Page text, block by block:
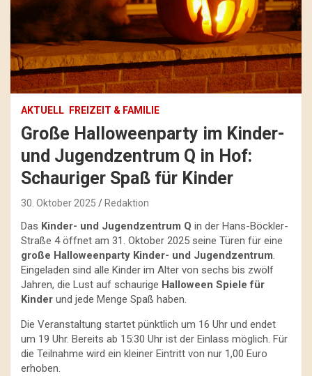
AKTUELL FREIZEIT & FAMILIE
Große Halloweenparty im Kinder-
und Jugendzentrum Q in Hof:
Schauriger Spaß für Kinder
30. Oktober 2025 Redaktion
Das Kinder- und Jugendzentrum Q in der Hans-Böckler-
Straße 4 öffnet am 31. Oktober 2025 seine Türen für eine
große Halloweenparty Kinder- und Jugendzentrum.
Eingeladen sind alle Kinder im Alter von sechs bis zwölf
Jahren, die Lust auf schaurige Halloween Spiele für
Kinder und jede Menge Spaß haben.
Die Veranstaltung startet pünktlich um 16 Uhr und endet
um 19 Uhr. Bereits ab 15:30 Uhr ist der Einlass möglich. Für
die Teilnahme wird ein kleiner Eintritt von nur 1,00 Euro
erhoben.